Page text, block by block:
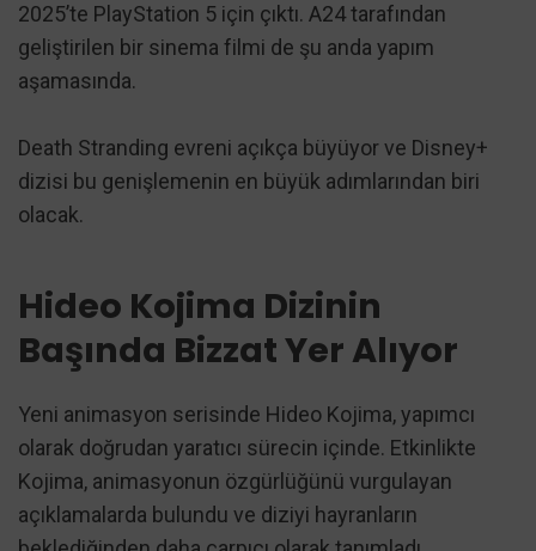
2025’te PlayStation 5 için çıktı. A24 tarafından
geliştirilen bir sinema filmi de şu anda yapım
aşamasında.
Death Stranding evreni açıkça büyüyor ve Disney+
dizisi bu genişlemenin en büyük adımlarından biri
olacak.
Hideo Kojima Dizinin
Başında Bizzat Yer Alıyor
Yeni animasyon serisinde Hideo Kojima, yapımcı
olarak doğrudan yaratıcı sürecin içinde. Etkinlikte
Kojima, animasyonun özgürlüğünü vurgulayan
açıklamalarda bulundu ve diziyi hayranların